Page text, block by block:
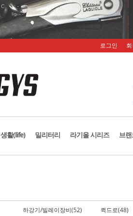
로그인
생활(life) 밀리터리 라기올 시리즈 브
하강기/빌레이장비(52) 퀵드로(48)